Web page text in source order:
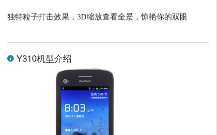
独特粒子打击效果， 3D缩放查看全景，惊艳你的双眼
Y310机型介绍